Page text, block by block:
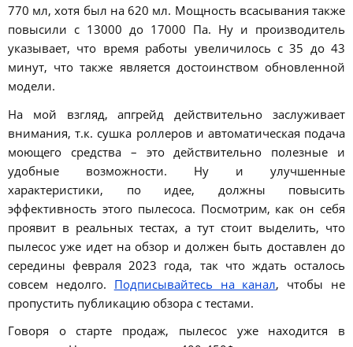
770 мл, хотя был на 620 мл. Мощность всасывания также
повысили с 13000 до 17000 Па. Ну и производитель
указывает, что время работы увеличилось с 35 до 43
минут, что также является достоинством обновленной
модели.
На мой взгляд, апгрейд действительно заслуживает
внимания, т.к. сушка роллеров и автоматическая подача
моющего средства – это действительно полезные и
удобные возможности. Ну и улучшенные
характеристики, по идее, должны повысить
эффективность этого пылесоса. Посмотрим, как он себя
проявит в реальных тестах, а тут стоит выделить, что
пылесос уже идет на обзор и должен быть доставлен до
середины февраля 2023 года, так что ждать осталось
совсем недолго. Подписывайтесь на канал, чтобы не
пропустить публикацию обзора с тестами.
Говоря о старте продаж, пылесос уже находится в